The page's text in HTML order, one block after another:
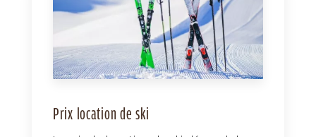
Prix location de ski